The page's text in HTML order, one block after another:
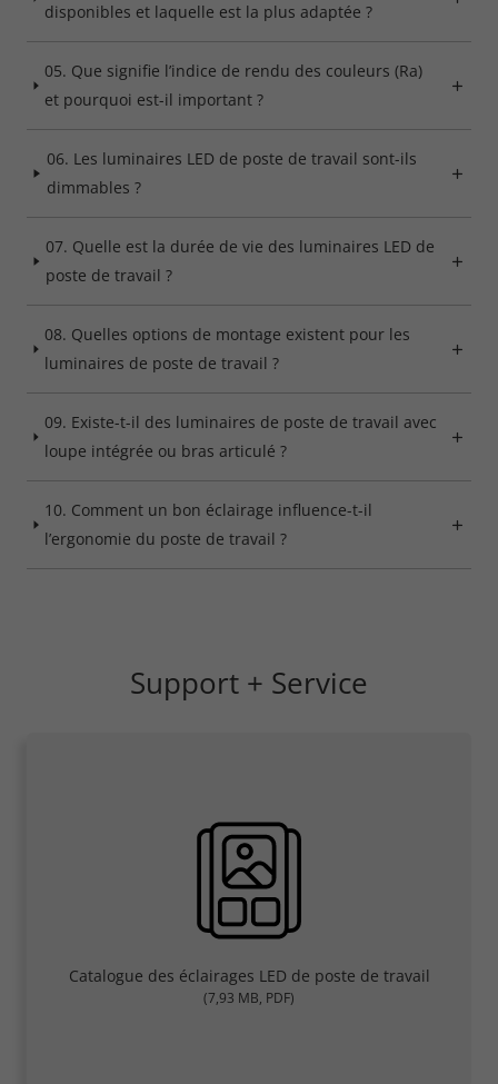
disponibles et laquelle est la plus adaptée ?
05. Que signifie l’indice de rendu des couleurs (Ra)
et pourquoi est-il important ?
06. Les luminaires LED de poste de travail sont-ils
dimmables ?
07. Quelle est la durée de vie des luminaires LED de
poste de travail ?
08. Quelles options de montage existent pour les
luminaires de poste de travail ?
09. Existe-t-il des luminaires de poste de travail avec
loupe intégrée ou bras articulé ?
10. Comment un bon éclairage influence-t-il
l’ergonomie du poste de travail ?
Support + Service
Catalogue des éclairages LED de poste de travail
(7,93 MB, PDF)